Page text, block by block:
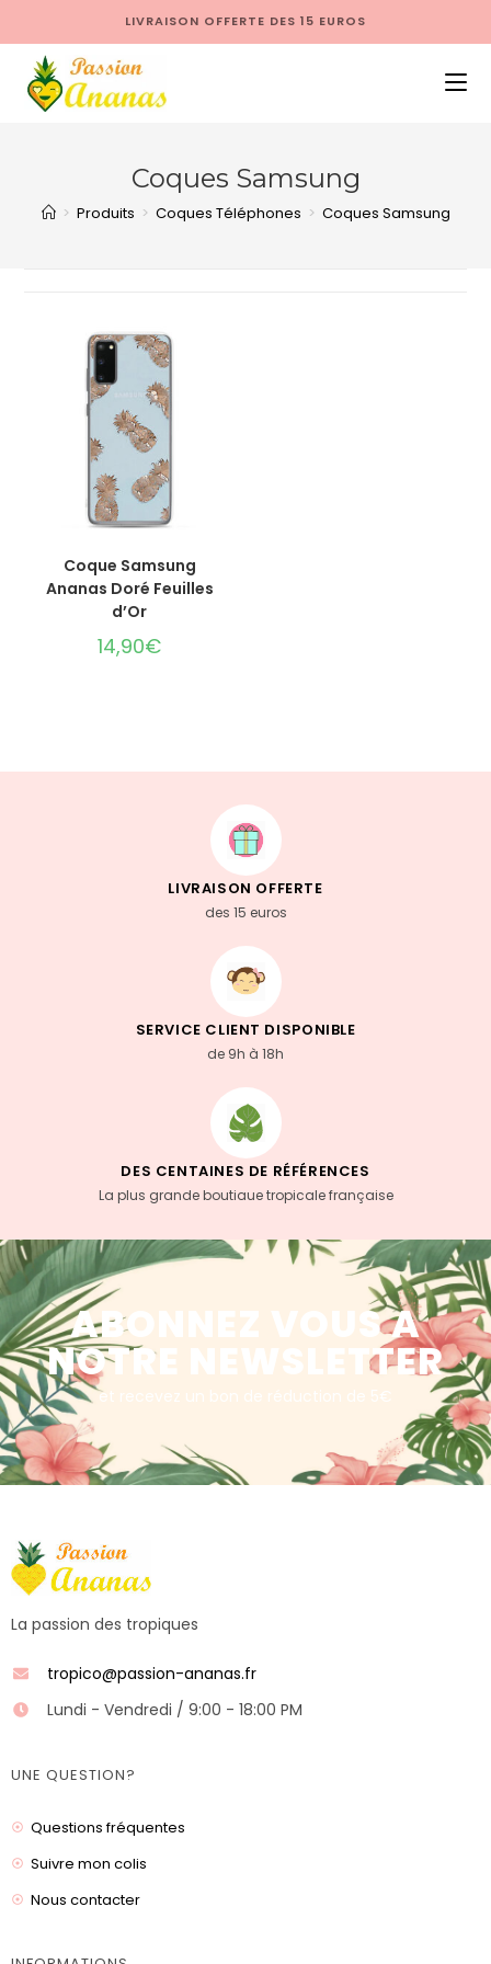
LIVRAISON OFFERTE DES 15 EUROS
Coques Samsung
> Produits > Coques Téléphones > Coques Samsung
Coque Samsung
Ananas Doré Feuilles
d’Or
14,90€
LIVRAISON OFFERTE
des 15 euros
SERVICE CLIENT DISPONIBLE
de 9h à 18h
DES CENTAINES DE RÉFÉRENCES
La plus grande boutiaue tropicale française
ABONNEZ VOUS A
NOTRE NEWSLETTER
et recevez un bon de réduction de 5€
La passion des tropiques
tropico@passion-ananas.fr
Lundi - Vendredi / 9:00 - 18:00 PM
UNE QUESTION?
Questions fréquentes
Suivre mon colis
Nous contacter